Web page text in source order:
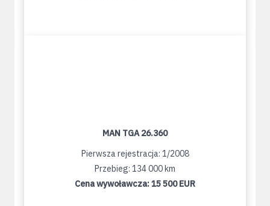
MAN TGA 26.360
Pierwsza rejestracja: 1/2008
Przebieg: 134 000 km
Cena wywoławcza:15 500 EUR